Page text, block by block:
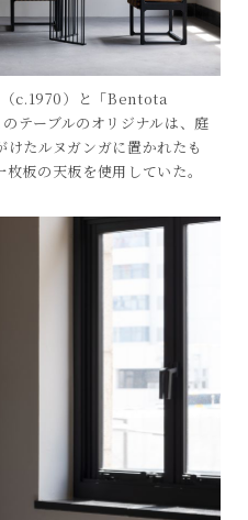
c.1970）と「Bentota
ーブルのオリジナルは、庭
たルヌガンガに置かれたも
板の天板を使用していた。